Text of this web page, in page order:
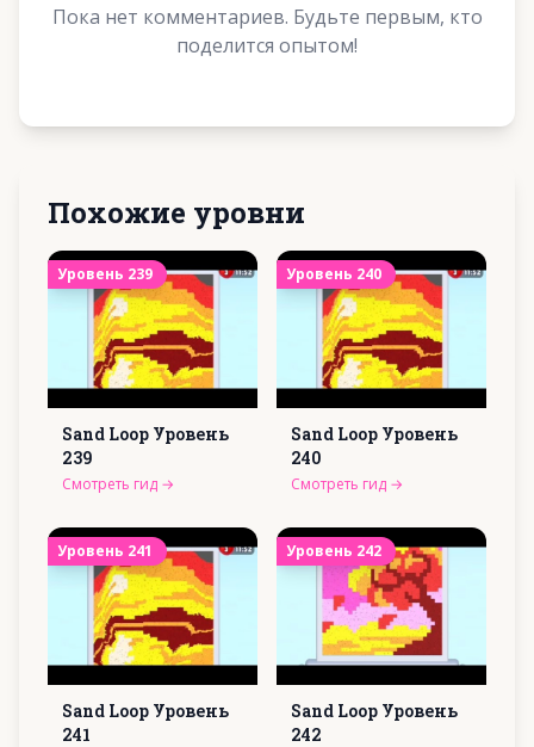
Пока нет комментариев. Будьте первым, кто
поделится опытом!
Похожие уровни
Уровень 239
Sand Loop Уровень
239
Смотреть гид →
Уровень 240
Sand Loop Уровень
240
Смотреть гид →
Уровень 241
Sand Loop Уровень
241
Уровень 242
Sand Loop Уровень
242